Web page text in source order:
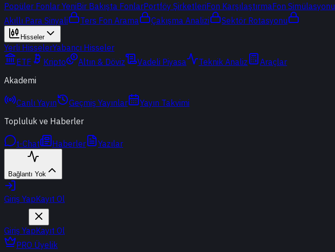
Popüler Fonlar YeniBir Bakışta FonlarPortföy ŞirketleriFon KarşılaştırmaFon Simülasyonu
Akıllı Para Sinyali
Ters Fon Arama Çakışma Analizi Sektör Rotasyonu
Hisseler
Yerli HisselerYabancı Hisseler
ETF
Kripto Altın & Döviz Vadeli Piyasa Teknik Analiz
Araçlar
Akademi
Canlı Yayın Geçmiş Yayınlar
Yayın Takvimi
Topluluk ve Haberler
t-Chat Haberler Yazılar
Bağlantı Yok
Giriş YapKayıt Ol
Giriş YapKayıt Ol
PRO Üyelik